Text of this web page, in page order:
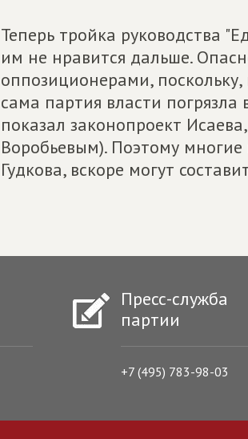
Теперь тройка руководства
им не нравится дальше.
оппозиционерами,
сама партия власти погрязла
показал законопроект
Воробьевым). Поэтому
Гудкова, вскоре могут
Пресс-служба
партии
+7 (495) 783-98-03